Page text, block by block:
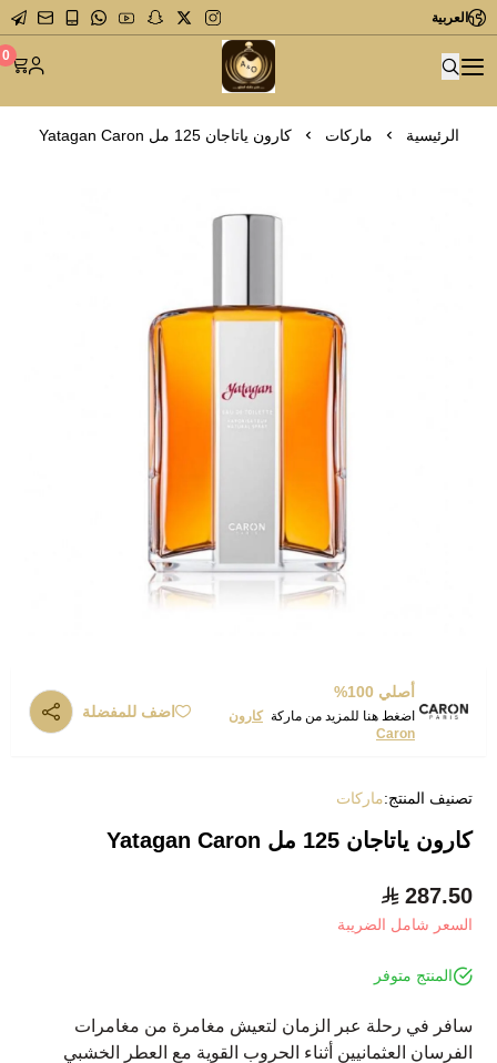
العربية
متجر عاشق العطور 0
الرئيسية ماركات كارون ياتاجان 125 مل Yatagan Caron
أصلي 100%
اضغط هنا للمزيد من ماركة كارون
Caron
اضف للمفضلة
تصنيف المنتج:ماركات
كارون ياتاجان 125 مل Yatagan Caron
287.50
السعر شامل الضريبة
المنتج متوفر
سافر في رحلة عبر الزمان لتعيش مغامرة من مغامرات
الفرسان العثمانيين أثناء الحروب القوية مع العطر الخشبي